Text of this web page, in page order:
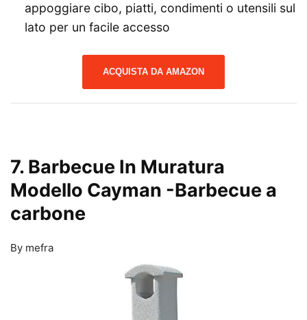
appoggiare cibo, piatti, condimenti o utensili sul
lato per un facile accesso
ACQUISTA DA AMAZON
7. Barbecue In Muratura
Modello Cayman -Barbecue a
carbone
By mefra